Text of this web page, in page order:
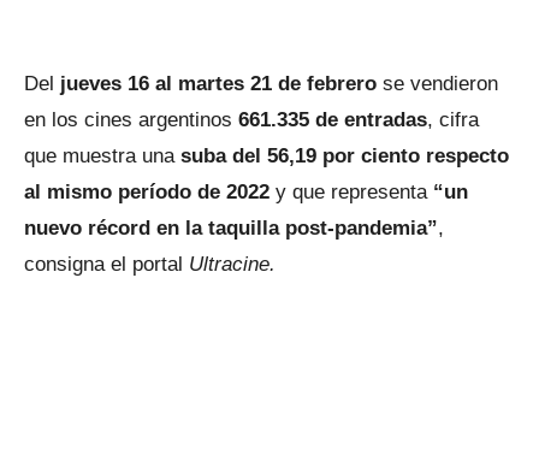
Del jueves 16 al martes 21 de febrero se vendieron
en los cines argentinos 661.335 de entradas, cifra
que muestra una suba del 56,19 por ciento respecto
al mismo período de 2022 y que representa “un
nuevo récord en la taquilla post-pandemia”,
consigna el portal Ultracine.